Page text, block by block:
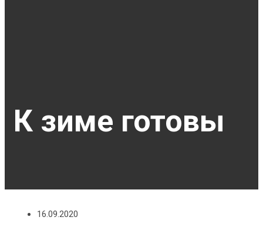
К зиме готовы
16.09.2020